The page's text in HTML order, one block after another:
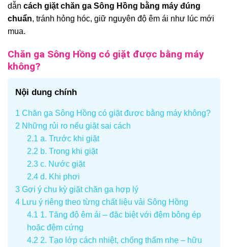
dẫn cách giặt chăn ga Sông Hồng bằng máy đúng
chuẩn, tránh hỏng hóc, giữ nguyên độ êm ái như lúc mới
mua.
Chăn ga Sông Hồng có giặt được bằng máy
không?
Nội dung chính
1 Chăn ga Sông Hồng có giặt được bằng máy không?
2 Những rủi ro nếu giặt sai cách
2.1 a. Trước khi giặt
2.2 b. Trong khi giặt
2.3c. Nước giặt
2.4d. Khi phơi
3 Gợi ý chu kỳ giặt chăn ga hợp lý
4 Lưu ý riêng theo từng chất liệu vải Sông Hồng
4.1 1. Tăng độ êm ái – đặc biệt với đệm bông ép
hoặc đệm cứng
4.2 2. Tạo lớp cách nhiệt, chống thấm nhẹ – hữu